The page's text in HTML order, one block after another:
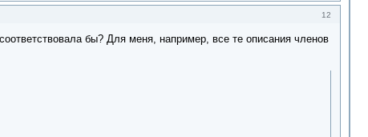
12
бы? Для меня, например, все те описания членов